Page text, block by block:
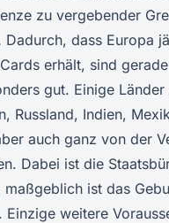
zu vergebender
dass Europa
erhält, sind
gut. Einige Länder
Russland, Indien,
auch ganz von der
Dabei ist die
maßgeblich ist das
Einzige weitere